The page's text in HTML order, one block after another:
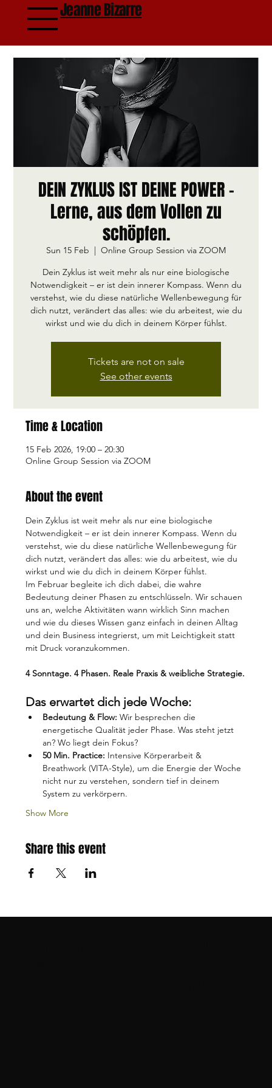
Jeanne Bizarre
DEIN ZYKLUS IST DEINE POWER –
Lerne, aus dem Vollen zu
schöpfen.
Sun 15 Feb
  |
Online Group Session via ZOOM
Dein Zyklus ist weit mehr als nur eine biologische
Notwendigkeit – er ist dein innerer Kompass. Wenn du
verstehst, wie du diese natürliche Wellenbewegung für
dich nutzt, verändert das alles: wie du arbeitest, wie du
wirkst und wie du dich in deinem Körper fühlst.
Tickets are not on sale
See other events
Time & Location
15 Feb 2026, 19:00 – 20:30
Online Group Session via ZOOM
About the event
Dein Zyklus ist weit mehr als nur eine biologische
Notwendigkeit – er ist dein innerer Kompass. Wenn du
verstehst, wie du diese natürliche Wellenbewegung für
dich nutzt, verändert das alles: wie du arbeitest, wie du
wirkst und wie du dich in deinem Körper fühlst.
Im Februar begleite ich dich dabei, die wahre
Bedeutung deiner Phasen zu entschlüsseln. Wir schauen
uns an, welche Aktivitäten wann wirklich Sinn machen
und wie du dieses Wissen ganz einfach in deinen Alltag
und dein Business integrierst, um mit Leichtigkeit statt
mit Druck voranzukommen.
4 Sonntage. 4 Phasen. Reale Praxis & weibliche Strategie.
Das erwartet dich jede Woche:
Bedeutung & Flow: Wir besprechen die
energetische Qualität jeder Phase. Was steht jetzt
an? Wo liegt dein Fokus?
50 Min. Practice: Intensive Körperarbeit &
Breathwork (VITA-Style), um die Energie der Woche
nicht nur zu verstehen, sondern tief in deinem
System zu verkörpern.
Show More
Share this event